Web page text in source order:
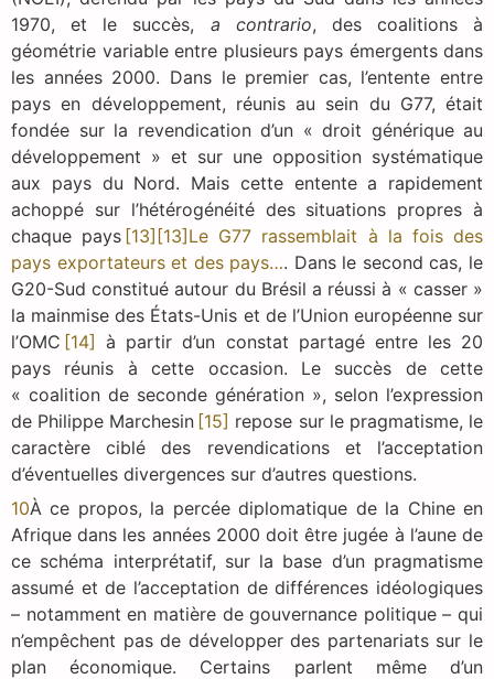
1970, et le succès, a contrario, des coalitions à
géométrie variable entre plusieurs pays émergents dans
les années 2000. Dans le premier cas, l’entente entre
pays en développement, réunis au sein du G77, était
fondée sur la revendication d’un « droit générique au
développement » et sur une opposition systématique
aux pays du Nord. Mais cette entente a rapidement
achoppé sur l’hétérogénéité des situations propres à
chaque pays [13] [13] Le G77 rassemblait à la fois des
pays exportateurs et des pays…. Dans le second cas, le
G20-Sud constitué autour du Brésil a réussi à « casser »
la mainmise des États-Unis et de l’Union européenne sur
l’OMC [14] à partir d’un constat partagé entre les 20
pays réunis à cette occasion. Le succès de cette
« coalition de seconde génération », selon l’expression
de Philippe Marchesin [15] repose sur le pragmatisme, le
caractère ciblé des revendications et l’acceptation
d’éventuelles divergences sur d’autres questions.
10À ce propos, la percée diplomatique de la Chine en
Afrique dans les années 2000 doit être jugée à l’aune de
ce schéma interprétatif, sur la base d’un pragmatisme
assumé et de l’acceptation de différences idéologiques
– notamment en matière de gouvernance politique – qui
n’empêchent pas de développer des partenariats sur le
plan économique. Certains parlent même d’un